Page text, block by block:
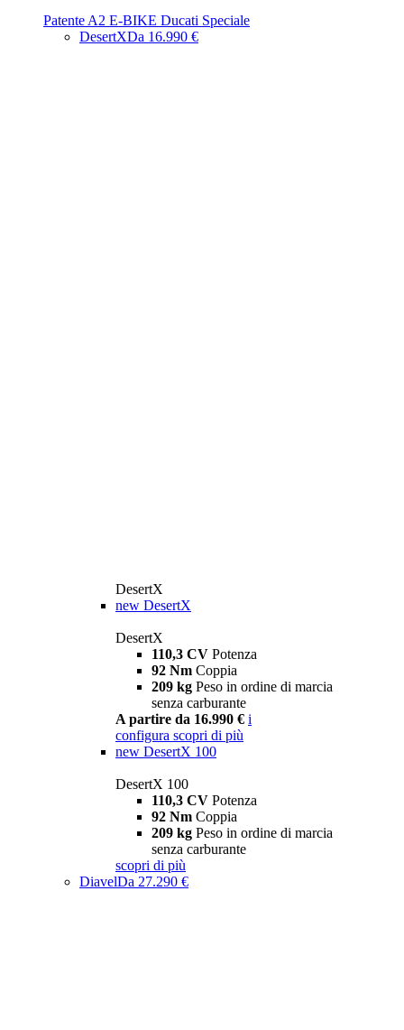
Patente A2 E-BIKE Ducati Speciale
DesertXDa 16.990 €
DesertX
new DesertX
DesertX
110,3 CV Potenza
92 Nm Coppia
209 kg Peso in ordine di marcia
senza carburante
A partire da 16.990 € i
configura scopri di più
new DesertX 100
DesertX 100
110,3 CV Potenza
92 Nm Coppia
209 kg Peso in ordine di marcia
senza carburante
scopri di più
DiavelDa 27.290 €